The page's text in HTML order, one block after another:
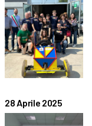
28 Aprile 2025